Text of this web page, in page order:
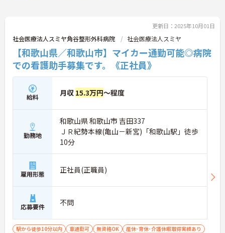
更新日：2025年10月01日
社会医療法人スミヤ角谷整形外科病院 社会医療法人スミヤ
【和歌山県／和歌山市】マイカー通勤可能◎病院
での看護助手募集です。《正社員》
給料 月収 15.3万円～程度
勤務地
和歌山県 和歌山市 吉田337
ＪＲ紀勢本線(亀山－新宮)「和歌山駅」徒歩
10分
雇用形態 正社員(正職員)
応募要件 不問
駅から徒歩10分以内 車通勤可 無資格OK
産休･育休･介護休暇取得実績あり